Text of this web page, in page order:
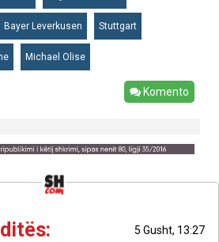
Bayer Leverkusen Stuttgart
Michael Olise
Komento
5 Gusht, 13:27